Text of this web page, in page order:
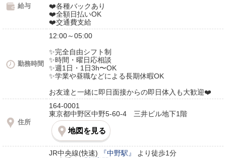
給与
❤️各種バックあり
❤️全額日払いOK
❤️交通費支給
勤務時間
12:00～05:00
✨完全自由シフト制
✨時間・曜日応相談
✨週1日・1日3h〜OK
✨学業や昼職などによる長期休暇OK
お友達と一緒に即日面接からの即日体入も大歓迎❤️
住所
164-0001
東京都中野区中野5-60-4 三井ビル地下1階
地図を見る
JR中央線(快速) 『中野駅』
より徒歩1分